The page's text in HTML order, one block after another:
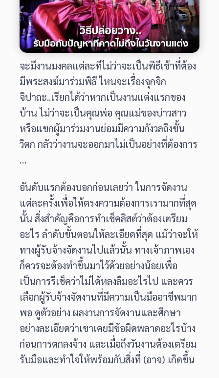
จะมีงานมงคลแต่ละทีไม่ว่าจะเป็นพิธีเช้าที่ต้อง
มีพระสงฆ์มาร่วมพิธี ไหนจะเรื่องจุกจิก
จิปาถะ..เรียกได้ว่าหากเป็นงานแต่งแรกของ
บ้าน ไม่ว่าจะเป็นคุณพ่อ คุณแม่ของบ่าวสาว
หรือแขกผู้มาร่วมงานย่อมมีความกังวลถึงขั้น
วิตก กลัวว่างานจะออกมาไม่เป็นอย่างที่ต้องการ
…
อันดับแรกต้องบอกก่อนเลยว่า ในการจัดงาน
แต่ละครั้งเพื่อให้ตรงความต้องการเรามากที่สุด
นั้น สิ่งสำคัญคือการทำเช็คลิสต์ว่าต้องเตรียม
อะไร ลำดับขั้นตอนให้ละเอียดที่สุด แม้ว่าจะให้
ทางผู้รับจ้างจัดงานไปแล้วนั้น ทางเจ้าภาพเอง
ก็ควรจะต้องทำขึ้นมาไว้ด้วยอย่างน้อยเพื่อ
เป็นการรีเช็คว่าไม่ได้หลงลืมอะไรไป และควร
เลือกผู้รับจ้างจัดงานที่มีความเป็นมืออาชีพมาก
พอ ดูตัวอย่าง ผลงานการจัดงานและศึกษา
อย่างละเอียดว่าเขาเคยมีข้อผิดพลาดอะไรบ้าง
ก่อนการตกลงจ้าง และเมื่อถึงวันงานต้องเตรียม
รับมือและทำใจให้พร้อมกับสิ่งที่ (อาจ) เกิดขึ้น